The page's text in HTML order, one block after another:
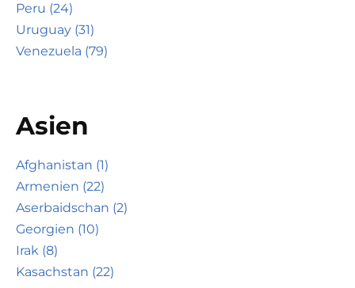
Peru (24)
Uruguay (31)
Venezuela (79)
Asien
Afghanistan (1)
Armenien (22)
Aserbaidschan (2)
Georgien (10)
Irak (8)
Kasachstan (22)